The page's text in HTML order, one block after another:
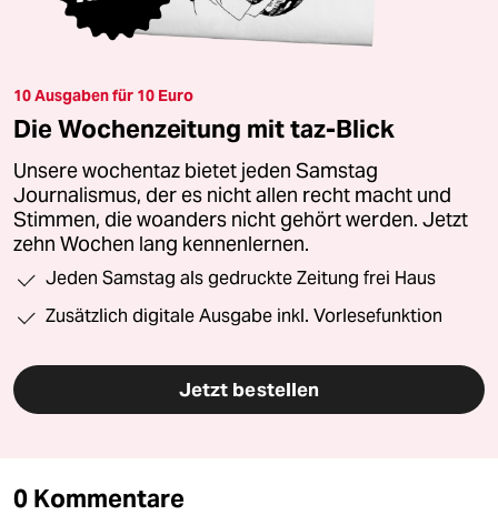
10 Ausgaben für 10 Euro
Die Wochenzeitung mit taz-Blick
Unsere wochentaz bietet jeden Samstag
Journalismus, der es nicht allen recht macht und
Stimmen, die woanders nicht gehört werden. Jetzt
zehn Wochen lang kennenlernen.
Jeden Samstag als gedruckte Zeitung frei Haus
Zusätzlich digitale Ausgabe inkl. Vorlesefunktion
Jetzt bestellen
0 Kommentare